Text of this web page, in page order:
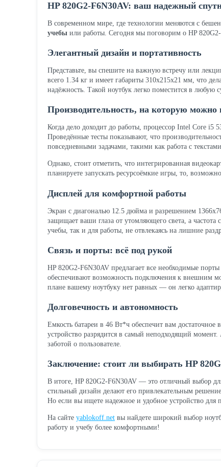
HP 820G2-F6N30AV: ваш надежный
В современном мире, где технологии меняются с
учебы или работы. Сегодня мы поговорим о HP
Элегантный дизайн и портативность
Представьте, вы спешите на важную встречу или
всего 1.34 кг и имеет габариты 310x215x21 мм, что
надёжность. Такой ноутбук легко поместится в
Производительность, на которую можно
Когда дело доходит до работы, процессор Intel Core i5
Проведённые тесты показывают, что
повседневными задачами, такими как работа с
Однако, стоит отметить, что интегрированная
планируете запускать ресурсоёмкие игры, то,
Дисплей для комфортной работы
Экран с диагональю 12.5 дюйма и разрешением
защищает ваши глаза от утомляющего света, а
учебы, так и для работы, не отвлекаясь на лишние
Связь и порты: всё под рукой
HP 820G2-F6N30AV предлагает все необходимые
обеспечивают возможность подключения к внешним
плане вашему ноутбуку нет равных — он легко
Долговечность и автономность
Емкость батареи в 46 Вт*ч обеспечит вам
устройство разрядится в самый неподходящий
заботой о пользователе.
Заключение: стоит ли выбирать HP
В итоге, HP 820G2-F6N30AV — это отличный выбор
стильный дизайн делают его привлекательным
Но если вы ищете надежное и удобное устройство для
На сайте yablokoff.net вы найдете широкий выбор
работу и учебу более комфортными!